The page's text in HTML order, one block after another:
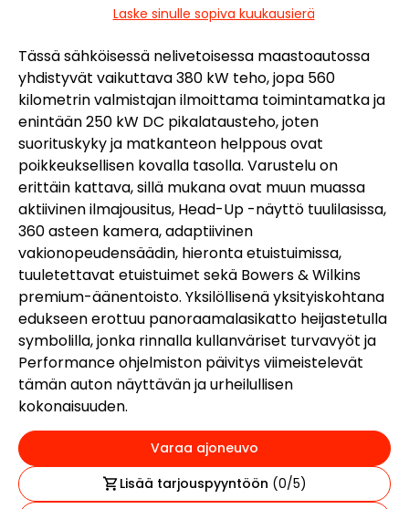
Laske sinulle sopiva kuukausierä
Tässä sähköisessä nelivetoisessa maastoautossa
yhdistyvät vaikuttava 380 kW teho, jopa 560
kilometrin valmistajan ilmoittama toimintamatka ja
enintään 250 kW DC pikalatausteho, joten
suorituskyky ja matkanteon helppous ovat
poikkeuksellisen kovalla tasolla. Varustelu on
erittäin kattava, sillä mukana ovat muun muassa
aktiivinen ilmajousitus, Head-Up -näyttö tuulilasissa,
360 asteen kamera, adaptiivinen
vakionopeudensäädin, hieronta etuistuimissa,
tuuletettavat etuistuimet sekä Bowers & Wilkins
premium-äänentoisto. Yksilöllisenä yksityiskohtana
edukseen erottuu panoraamalasikatto heijastetulla
symbolilla, jonka rinnalla kullanväriset turvavyöt ja
Performance ohjelmiston päivitys viimeistelevät
tämän auton näyttävän ja urheilullisen
kokonaisuuden.
Varaa ajoneuvo
Lisää tarjouspyyntöön (0/5)